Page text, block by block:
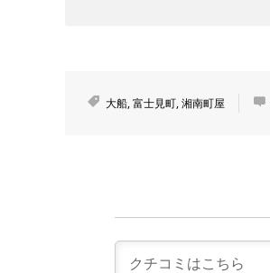
大船,富士見町,湘南町屋